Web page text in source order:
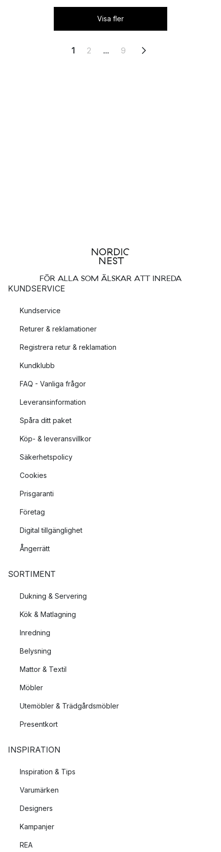
Visa fler
1 2 ... 9
FÖR ALLA SOM ÄLSKAR ATT INREDA
KUNDSERVICE
Kundservice
Returer & reklamationer
Registrera retur & reklamation
Kundklubb
FAQ - Vanliga frågor
Leveransinformation
Spåra ditt paket
Köp- & leveransvillkor
Säkerhetspolicy
Cookies
Prisgaranti
Företag
Digital tillgänglighet
Ångerrätt
SORTIMENT
Dukning & Servering
Kök & Matlagning
Inredning
Belysning
Mattor & Textil
Möbler
Utemöbler & Trädgårdsmöbler
Presentkort
INSPIRATION
Inspiration & Tips
Varumärken
Designers
Kampanjer
REA